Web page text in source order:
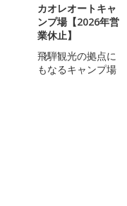
カオレオートキャ
ンプ場【2026年営
業休止】
飛騨観光の拠点に
もなるキャンプ場